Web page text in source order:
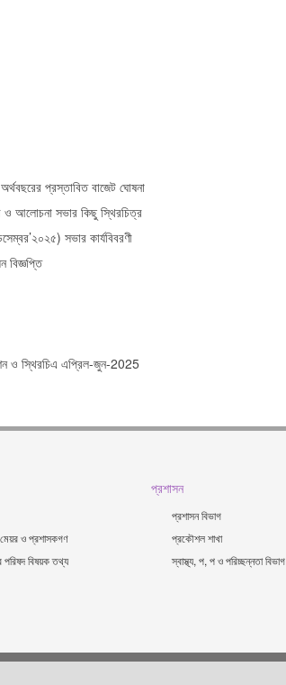
প্রস্তাবিত বাজেট ঘোষনা
ও আলোচনা সভার কিছু স্থিরচিত্র
সভার কার্যবিবরণী
বিজ্ঞপ্তি
ও স্থিরচিএ এপ্রিল-জুন-2025
মেয়র ও প্রশাসকগণ
পরিষদ বিষয়ক তথ্য
প্রশাসন
প্রশাসন বিভাগ
প্রকৌশল শাখা
স্বাস্থ্য, প, প ও পরিচ্ছন্নতা ‍বিভাগ